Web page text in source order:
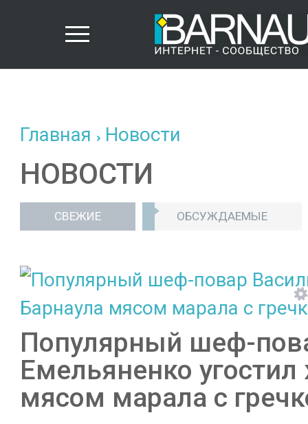
Главная Новости
НОВОСТИ
СВЕЖИЕ ОБСУЖДАЕМЫЕ
Популярный шеф-
Емельяненко
мясом марала с